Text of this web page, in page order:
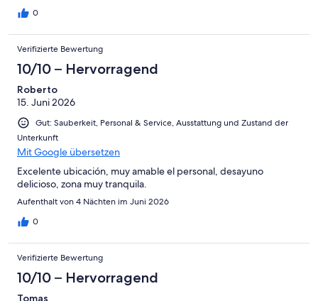
0
Verifizierte Bewertung
10/10 – Hervorragend
Roberto
15. Juni 2026
Gut: Sauberkeit, Personal & Service, Ausstattung und Zustand der
Unterkunft
Mit Google übersetzen
Excelente ubicación, muy amable el personal, desayuno
delicioso, zona muy tranquila.
Aufenthalt von 4 Nächten im Juni 2026
0
Verifizierte Bewertung
10/10 – Hervorragend
Tomas